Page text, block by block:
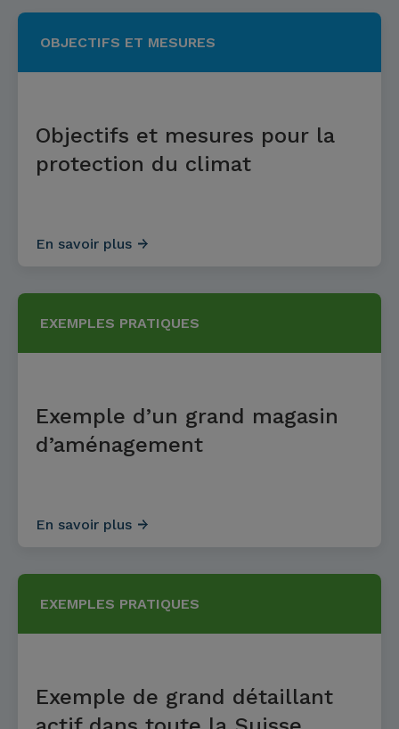
OBJECTIFS ET MESURES
Objectifs et mesures pour la
protection du climat
En savoir plus
EXEMPLES PRATIQUES
Exemple d’un grand magasin
d’aménagement
En savoir plus
EXEMPLES PRATIQUES
Exemple de grand détaillant